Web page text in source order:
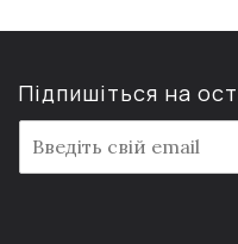
Підпишіться на
m
a